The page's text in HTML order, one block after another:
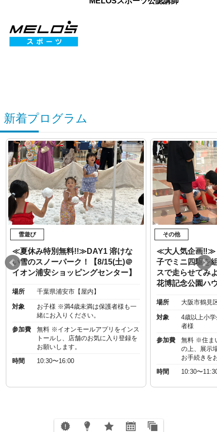
新着プログラム
雪遊び
≪夏休み特別無料!!≫DAY1 溶けな
い雪のスノーパーク！【8/15(土)＠
イオン浦安ショッピングセンター】
場所 千葉県浦安市【屋内】
対象
お子様 ※満4歳未満は保護者様も一
緒にお入りください。
参加費
無料 ※イオンモールアプリをインス
トールし、店舗のお気に入り登録を
お願いします。
時間
10:30〜16:00
その他
≪大人気企画‼︎≫
子でミニ四駆を
スで走らせてみ
花博記念公園ハ
場所 大阪市鶴見
対象
4歳以上小
者様
参加費
無料 ※住ま
の上、展示
お手続きを
時間
10:30〜